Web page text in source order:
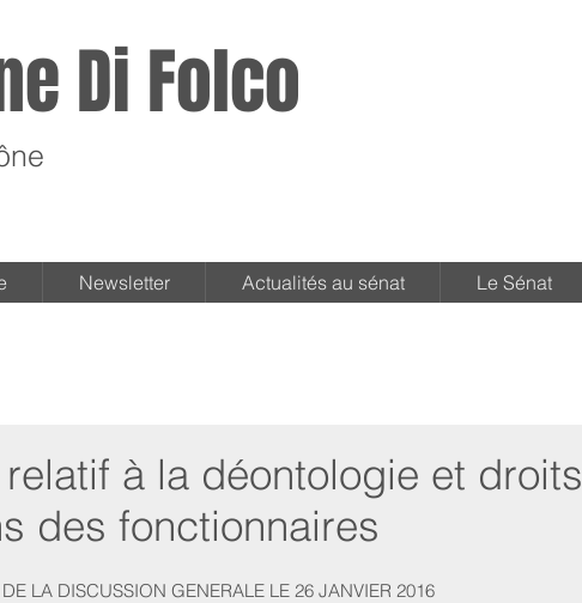
Di Folco
Newsletter Actualités au sénat Le Sénat
à la déontologie et droits
des fonctionnaires
LA DISCUSSION GENERALE LE 26 JANVIER 2016